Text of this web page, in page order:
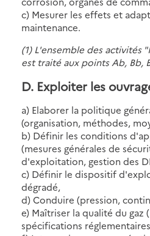
c) Mesurer les effets et
maintenance.
(1) L'ensemble des activités
est traité aux points Ab, Bb,
D. Exploiter les
a) Elaborer la politique
(organisation, méthodes,
b) Définir les conditions
(mesures générales de
d'exploitation, gestion des
c) Définir le dispositif
dégradé,
d) Conduire (pression,
e) Maîtriser la qualité du gaz
spécifications